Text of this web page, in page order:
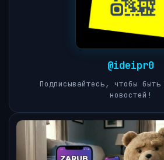
@ideipr0
Подписывайтесь, чтобы
новостей!